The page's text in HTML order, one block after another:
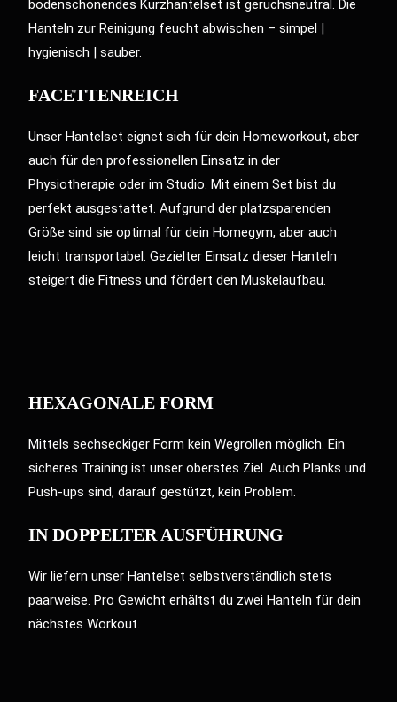
bodenschonendes Kurzhantelset ist geruchsneutral. Die
Hanteln zur Reinigung feucht abwischen – simpel |
hygienisch | sauber.
FACETTENREICH
Unser Hantelset eignet sich für dein Homeworkout, aber
auch für den professionellen Einsatz in der
Physiotherapie oder im Studio. Mit einem Set bist du
perfekt ausgestattet. Aufgrund der platzsparenden
Größe sind sie optimal für dein Homegym, aber auch
leicht transportabel. Gezielter Einsatz dieser Hanteln
steigert die Fitness und fördert den Muskelaufbau.
HEXAGONALE FORM
Mittels sechseckiger Form kein Wegrollen möglich. Ein
sicheres Training ist unser oberstes Ziel. Auch Planks und
Push-ups sind, darauf gestützt, kein Problem.
IN DOPPELTER AUSFÜHRUNG
Wir liefern unser Hantelset selbstverständlich stets
paarweise. Pro Gewicht erhältst du zwei Hanteln für dein
nächstes Workout.